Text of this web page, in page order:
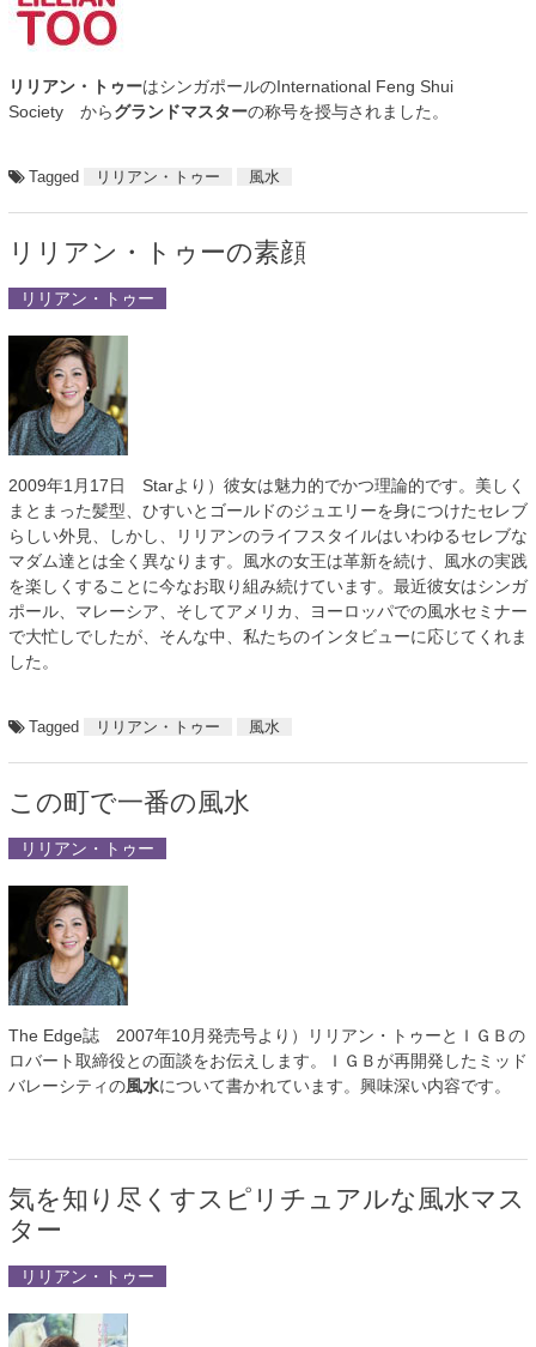
リリアン・トゥーはシンガポールのInternational Feng Shui
Society からグランドマスターの称号を授与されました。
Tagged リリアン・トゥー 風水
リリアン・トゥーの素顔
リリアン・トゥー
2009年1月17日 Starより）彼女は魅力的でかつ理論的です。美しく
まとまった髪型、ひすいとゴールドのジュエリーを身につけたセレブ
らしい外見、しかし、リリアンのライフスタイルはいわゆるセレブな
マダム達とは全く異なります。風水の女王は革新を続け、風水の実践
を楽しくすることに今なお取り組み続けています。最近彼女はシンガ
ポール、マレーシア、そしてアメリカ、ヨーロッパでの風水セミナー
で大忙しでしたが、そんな中、私たちのインタビューに応じてくれま
した。
Tagged リリアン・トゥー 風水
この町で一番の風水
リリアン・トゥー
The Edge誌 2007年10月発売号より）リリアン・トゥーとＩＧＢの
ロバート取締役との面談をお伝えします。ＩＧＢが再開発したミッド
バレーシティの風水について書かれています。興味深い内容です。
気を知り尽くすスピリチュアルな風水マス
ター
リリアン・トゥー